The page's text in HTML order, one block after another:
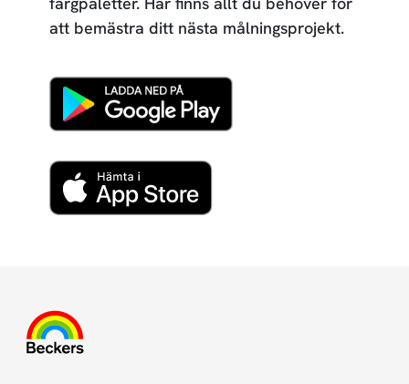
att bemästra ditt nästa målningsprojekt.